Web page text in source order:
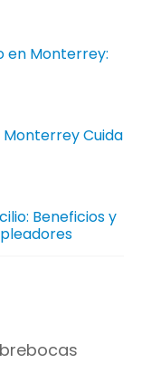
en Monterrey:
Cuida
Beneficios y